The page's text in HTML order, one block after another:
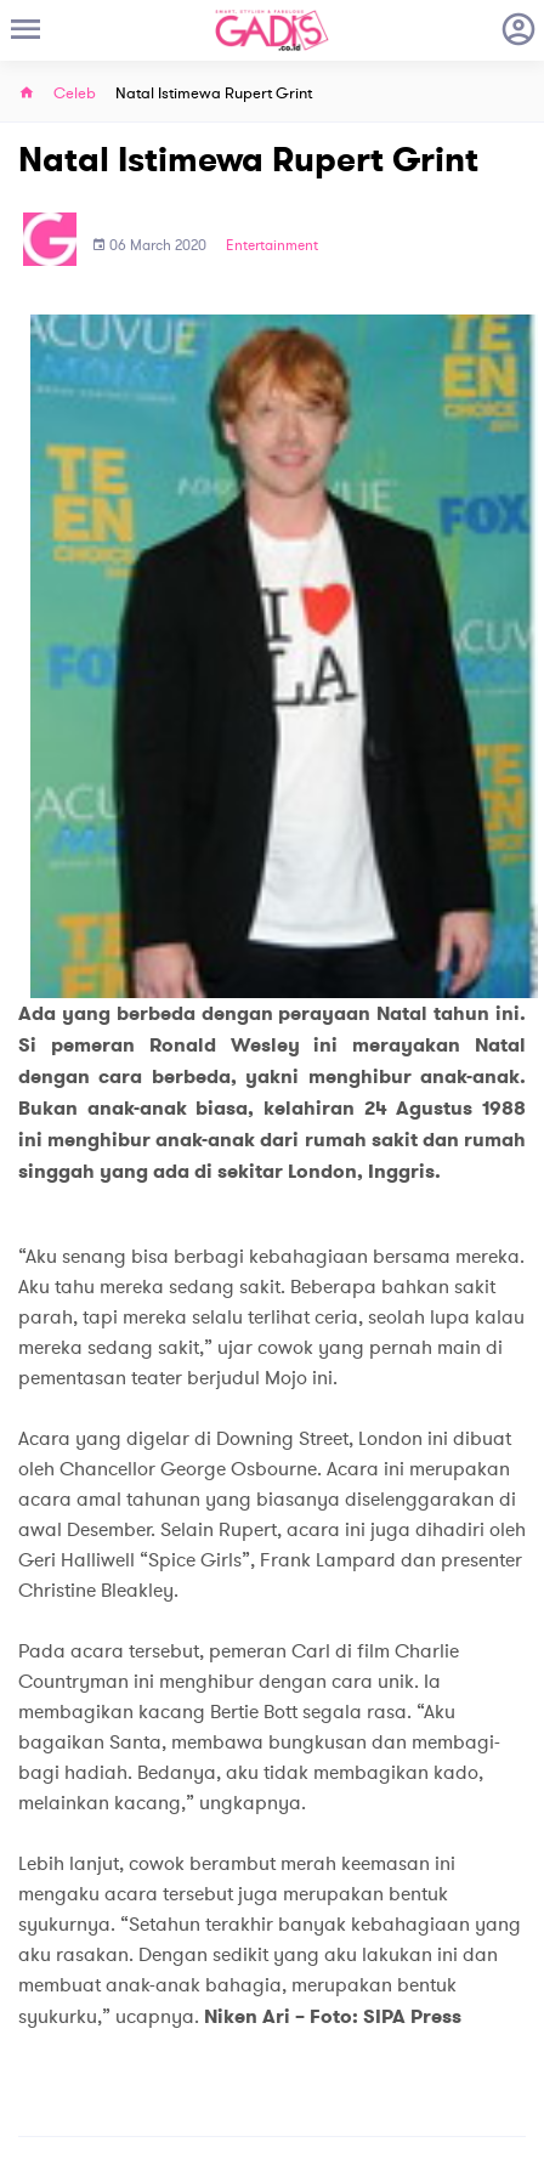
Celeb Natal Istimewa Rupert Grint
Natal Istimewa Rupert Grint
06 March 2020 Entertainment
Ada yang berbeda dengan perayaan Natal tahun ini.
Si pemeran Ronald Wesley ini merayakan Natal
dengan cara berbeda, yakni menghibur anak-anak.
Bukan anak-anak biasa, kelahiran 24 Agustus 1988
ini menghibur anak-anak dari rumah sakit dan rumah
singgah yang ada di sekitar London, Inggris.
“Aku senang bisa berbagi kebahagiaan bersama mereka.
Aku tahu mereka sedang sakit. Beberapa bahkan sakit
parah, tapi mereka selalu terlihat ceria, seolah lupa kalau
mereka sedang sakit,” ujar cowok yang pernah main di
pementasan teater berjudul Mojo ini.
Acara yang digelar di Downing Street, London ini dibuat
oleh Chancellor George Osbourne. Acara ini merupakan
acara amal tahunan yang biasanya diselenggarakan di
awal Desember. Selain Rupert, acara ini juga dihadiri oleh
Geri Halliwell “Spice Girls”, Frank Lampard dan presenter
Christine Bleakley.
Pada acara tersebut, pemeran Carl di film Charlie
Countryman ini menghibur dengan cara unik. Ia
membagikan kacang Bertie Bott segala rasa. “Aku
bagaikan Santa, membawa bungkusan dan membagi-
bagi hadiah. Bedanya, aku tidak membagikan kado,
melainkan kacang,” ungkapnya.
Lebih lanjut, cowok berambut merah keemasan ini
mengaku acara tersebut juga merupakan bentuk
syukurnya. “Setahun terakhir banyak kebahagiaan yang
aku rasakan. Dengan sedikit yang aku lakukan ini dan
membuat anak-anak bahagia, merupakan bentuk
syukurku,” ucapnya. Niken Ari – Foto: SIPA Press